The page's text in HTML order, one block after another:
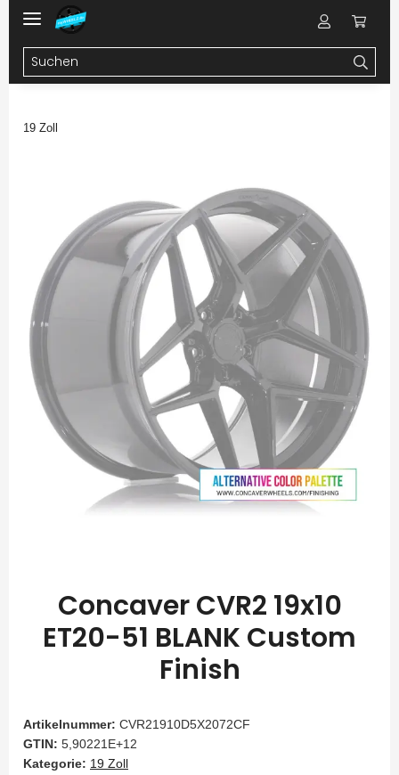
19 Zoll
Concaver CVR2 19x10
ET20-51 BLANK Custom
Finish
Artikelnummer: CVR21910D5X2072CF
GTIN: 5,90221E+12
Kategorie: 19 Zoll